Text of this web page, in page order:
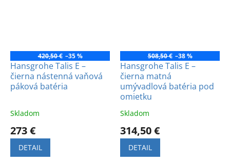
420,50 € –35 %
Hansgrohe Talis E –
čierna nástenná vaňová
páková batéria
Skladom
273 €
DETAIL
508,50 € –38 %
Hansgrohe Talis E –
čierna matná
umývadlová batéria pod
omietku
Skladom
314,50 €
DETAIL